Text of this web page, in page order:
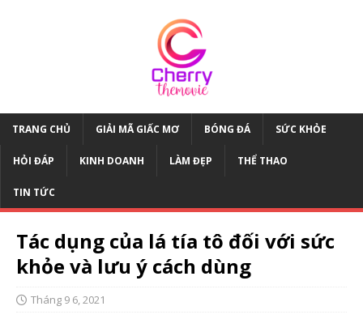
TRANG CHỦ GIẢI MÃ GIẤC MƠ BÓNG ĐÁ SỨC KHỎE
HỎI ĐÁP KINH DOANH LÀM ĐẸP THỂ THAO
TIN TỨC
Tác dụng của lá tía tô đối với sức
khỏe và lưu ý cách dùng
Tháng 9 6, 2021